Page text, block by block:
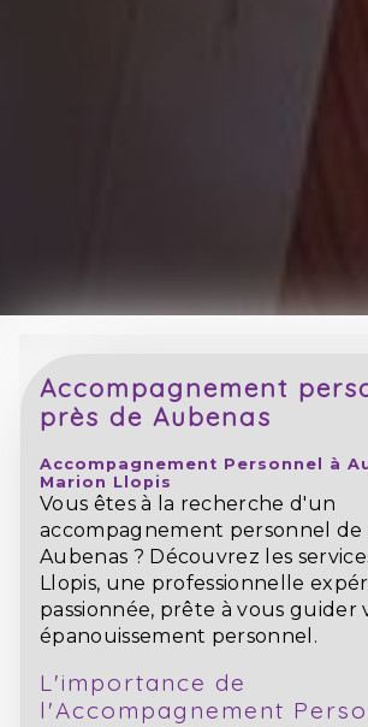
Accompagnement
près de Aubenas
Accompagnement Personnel à
Marion Llopis
Vous êtes à la recherche d'un
accompagnement personnel de
Aubenas ? Découvrez les
Llopis, une professionnelle
passionnée, prête à vous guider
épanouissement personnel.
L'importance de
l'Accompagnement